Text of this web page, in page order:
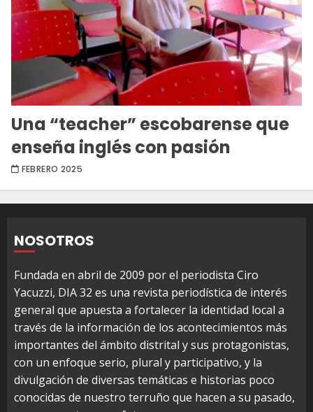
Una “teacher” escobarense que
enseña inglés con pasión
FEBRERO 2025
NOSOTROS
Fundada en abril de 2009 por el periodista Ciro
Yacuzzi, DIA 32 es una revista periodística de interés
general que apuesta a fortalecer la identidad local a
través de la información de los acontecimientos más
importantes del ámbito distrital y sus protagonistas,
con un enfoque serio, plural y participativo, y la
divulgación de diversas temáticas e historias poco
conocidas de nuestro terruño que hacen a su pasado,